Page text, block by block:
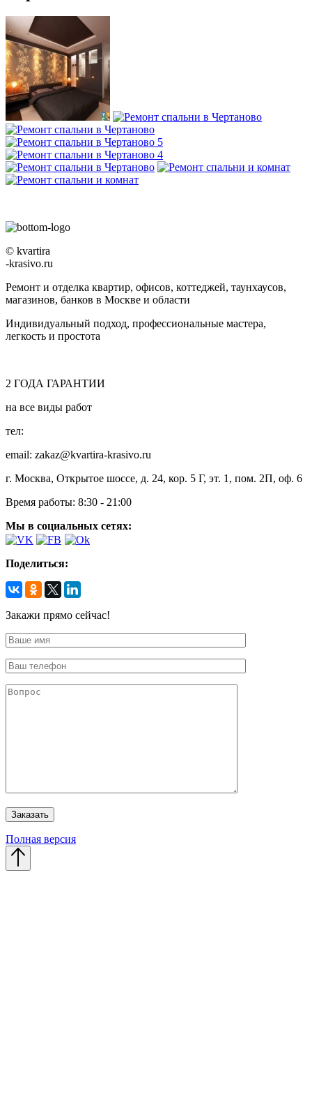
© kvartira
-krasivo.ru
Ремонт и отделка квартир, офисов, коттеджей, таунхаусов,
магазинов, банков в Москве и области
Индивидуальный подход, профессиональные мастера,
легкость и простота
2 ГОДА ГАРАНТИИ
на все виды работ
тел:
email: zakaz@kvartira-krasivo.ru
г. Москва, Открытое шоссе, д. 24, кор. 5 Г, эт. 1, пом. 2П, оф. 6
Время работы: 8:30 - 21:00
Мы в социальных сетях:
Поделиться:
Закажи прямо сейчас!
Полная версия